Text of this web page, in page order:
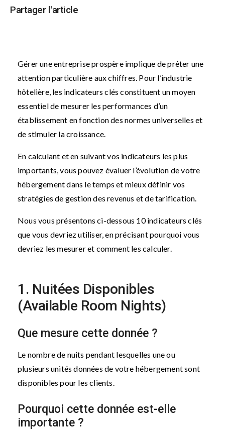
Partager l'article
Gérer une entreprise prospère implique de prêter une
attention particulière aux chiffres. Pour l’industrie
hôtelière, les indicateurs clés constituent un moyen
essentiel de mesurer les performances d’un
établissement en fonction des normes universelles et
de stimuler la croissance.
En calculant et en suivant vos indicateurs les plus
importants, vous pouvez évaluer l’évolution de votre
hébergement dans le temps et mieux définir vos
stratégies de gestion des revenus et de tarification.
Nous vous présentons ci-dessous 10 indicateurs clés
que vous devriez utiliser, en précisant pourquoi vous
devriez les mesurer et comment les calculer.
1. Nuitées Disponibles
(Available Room Nights)
Que mesure cette donnée ?
Le nombre de nuits pendant lesquelles une ou
plusieurs unités données de votre hébergement sont
disponibles pour les clients.
Pourquoi cette donnée est-elle
importante ?